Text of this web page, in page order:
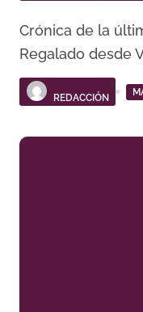
Crónica de la última de la Feria de San Pedro
Regalado desde
REDACCIÓN